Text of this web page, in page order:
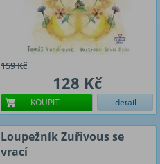
159 Kč
128 Kč
KOUPIT detail
Loupežník Zuřivous se
vrací